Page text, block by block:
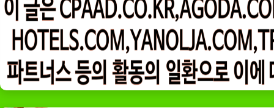
나
ㅣ
인
기